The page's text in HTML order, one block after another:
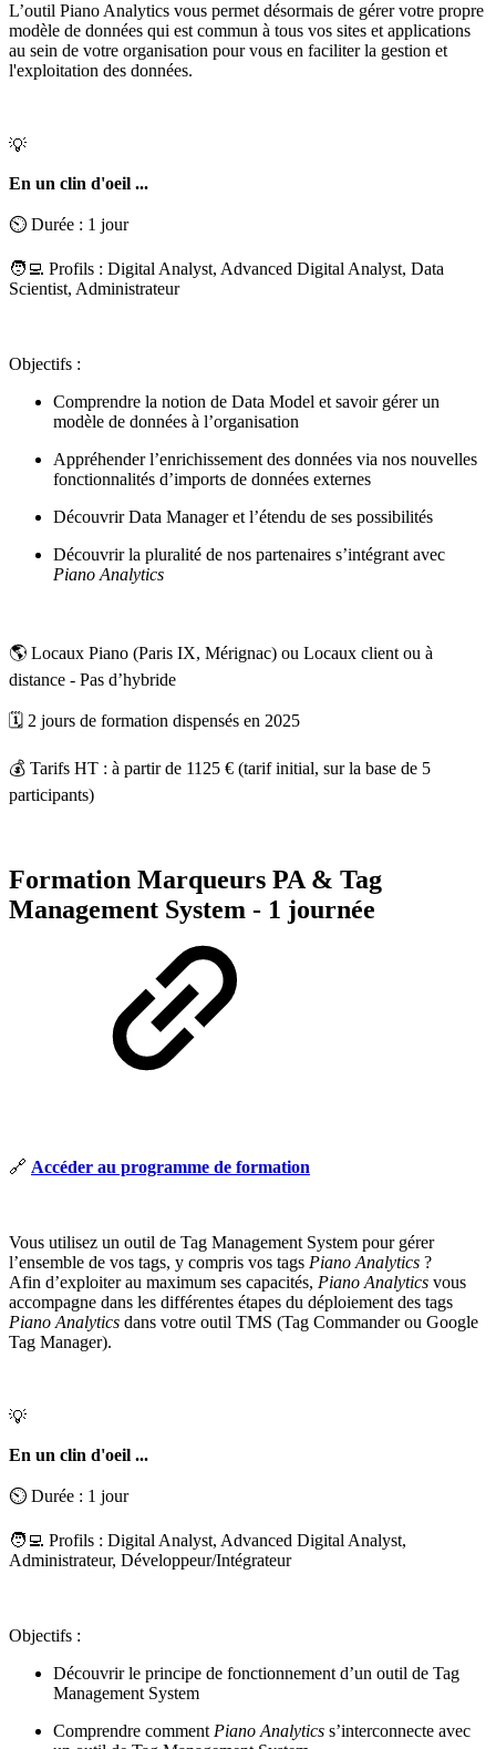
L’outil Piano Analytics vous permet désormais de gérer votre propre
modèle de données qui est commun à tous vos sites et applications
au sein de votre organisation pour vous en faciliter la gestion et
l'exploitation des données.
💡
En un clin d'oeil ...
⏲️ Durée : 1 jour
🧑‍💻 Profils : Digital Analyst, Advanced Digital Analyst, Data
Scientist, Administrateur
Objectifs :
Comprendre la notion de Data Model et savoir gérer un
modèle de données à l’organisation
Appréhender l’enrichissement des données via nos nouvelles
fonctionnalités d’imports de données externes
Découvrir Data Manager et l’étendu de ses possibilités
Découvrir la pluralité de nos partenaires s’intégrant avec
Piano Analytics
🌎 Locaux Piano (Paris IX, Mérignac) ou Locaux client ou à
distance - Pas d’hybride
🗓️ 2 jours de formation dispensés en 2025
💰 Tarifs HT : à partir de 1125 € (tarif initial, sur la base de 5
participants)
Formation Marqueurs PA & Tag
Management System - 1 journée
🔗 Accéder au programme de formation
Vous utilisez un outil de Tag Management System pour gérer
l’ensemble de vos tags, y compris vos tags Piano Analytics ?
Afin d’exploiter au maximum ses capacités, Piano Analytics vous
accompagne dans les différentes étapes du déploiement des tags
Piano Analytics dans votre outil TMS (Tag Commander ou Google
Tag Manager).
💡
En un clin d'oeil ...
⏲️ Durée : 1 jour
🧑‍💻 Profils : Digital Analyst, Advanced Digital Analyst,
Administrateur, Développeur/Intégrateur
Objectifs :
Découvrir le principe de fonctionnement d’un outil de Tag
Management System
Comprendre comment Piano Analytics s’interconnecte avec